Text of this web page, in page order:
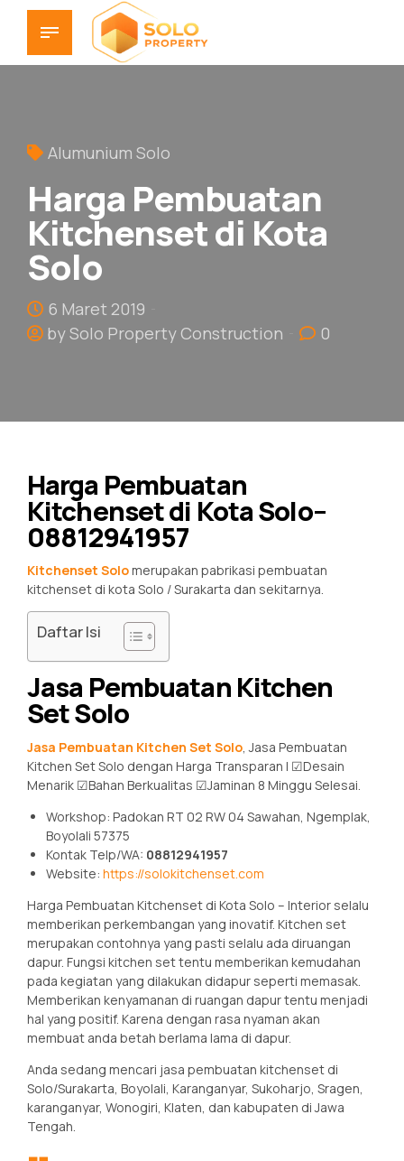
Alumunium Solo
Harga Pembuatan
Kitchenset di Kota
Solo
6 Maret 2019
by Solo Property Construction
0
Harga Pembuatan
Kitchenset di Kota Solo–
08812941957
Kitchenset Solomerupakan pabrikasi pembuatan
kitchenset di kota Solo / Surakarta dan sekitarnya.
Daftar Isi
Jasa Pembuatan Kitchen
Set Solo
Jasa Pembuatan Kitchen Set Solo, Jasa Pembuatan
Kitchen Set Solo dengan Harga Transparan | ☑Desain
Menarik ☑Bahan Berkualitas ☑Jaminan 8 Minggu Selesai.
Workshop: Padokan RT 02 RW 04 Sawahan, Ngemplak,
Boyolali 57375
Kontak Telp/WA: 08812941957
Website: https://solokitchenset.com
Harga Pembuatan Kitchenset di Kota Solo – Interior selalu
memberikan perkembangan yang inovatif. Kitchen set
merupakan contohnya yang pasti selalu ada diruangan
dapur. Fungsi kitchen set tentu memberikan kemudahan
pada kegiatan yang dilakukan didapur seperti memasak.
Memberikan kenyamanan di ruangan dapur tentu menjadi
hal yang positif. Karena dengan rasa nyaman akan
membuat anda betah berlama lama di dapur.
Anda sedang mencari jasa pembuatan kitchenset di
Solo/Surakarta, Boyolali, Karanganyar, Sukoharjo, Sragen,
karanganyar, Wonogiri, Klaten, dan kabupaten di Jawa
Tengah.